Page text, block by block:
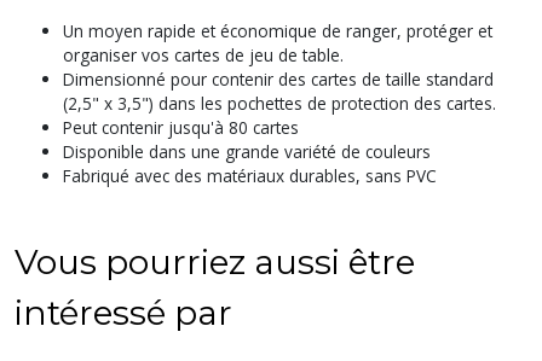
Un moyen rapide et économique de ranger, protéger et
organiser vos cartes de jeu de table.
Dimensionné pour contenir des cartes de taille standard
(2,5" x 3,5") dans les pochettes de protection des cartes.
Peut contenir jusqu'à 80 cartes
Disponible dans une grande variété de couleurs
Fabriqué avec des matériaux durables, sans PVC
Vous pourriez aussi être
intéressé par